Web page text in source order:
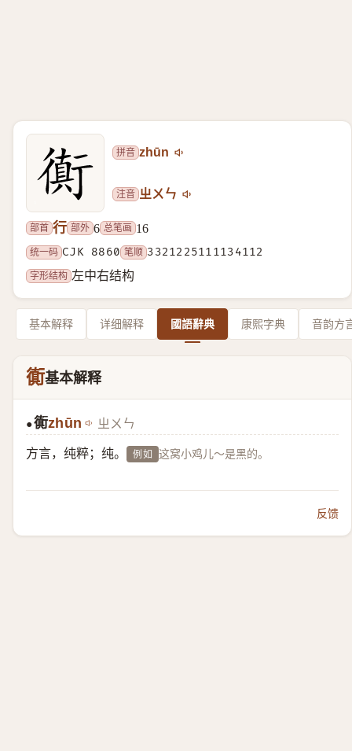
拼音 zhūn
注音 ㄓㄨㄣ
部首 行 部外 6 总笔画 16
统一码 CJK 8860 笔顺 3321225111134112
字形结构 左中右结构
基本解释 详细解释 國語辭典 康熙字典 音韵方
衠基本解释
●衠zhūn ㄓㄨㄣ
方言，纯粹；纯。 例如 这窝小鸡儿～是黑的。
反馈